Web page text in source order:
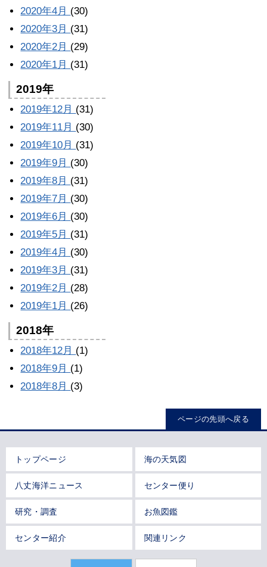
2020年4月 (30)
2020年3月 (31)
2020年2月 (29)
2020年1月 (31)
2019年
2019年12月 (31)
2019年11月 (30)
2019年10月 (31)
2019年9月 (30)
2019年8月 (31)
2019年7月 (30)
2019年6月 (30)
2019年5月 (31)
2019年4月 (30)
2019年3月 (31)
2019年2月 (28)
2019年1月 (26)
2018年
2018年12月 (1)
2018年9月 (1)
2018年8月 (3)
ページの先頭へ戻る
トップページ 海の天気図
八丈海洋ニュース センター便り
研究・調査 お魚図鑑
センター紹介 関連リンク